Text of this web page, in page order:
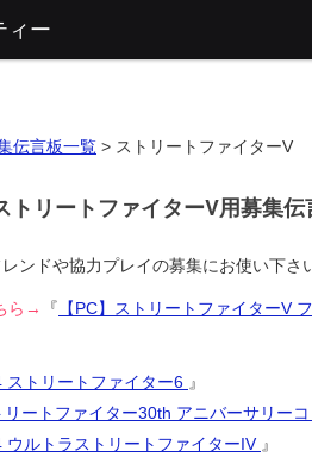
ィー
伝言板一覧 > ストリートファイターV
トリートファイターV用募集伝
ンドや協力プレイの募集にお使い下さ
ら→ 『 【PC】ストリートファイターV
ストリートファイター6 』
リートファイター30th アニバーサリー
ウルトラストリートファイターIV 』